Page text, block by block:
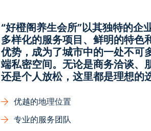
“好橙阁养生会所”以其独特的企
多样化的服务项目、鲜明的特色
优势，成为了城市中的一处不可
端私密空间。无论是商务洽谈、
还是个人放松，这里都是理想的
优越的地理位置
专业的服务团队